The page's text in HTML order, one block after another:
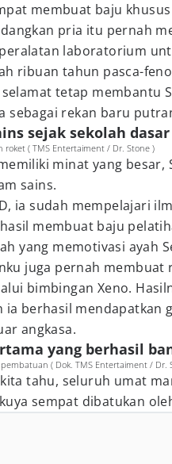
membuat baju
pria itu pernah
laboratorium
ribuan tahun pasca-
tetap membantu
sebagai rekan baru
sejak sekolah dasar
roket ( TMS Entertaiment / Dr. Stone )
minat yang besar,
sains.
ia sudah mempelajari
membuat baju
yang memotivasi ayah
juga pernah membuat
bimbingan Xeno.
ia berhasil mendapatkan
angkasa.
yang berhasil
( Dok. TMS Entertaiment / Dr.
tahu, seluruh umat
sempat dibatukan